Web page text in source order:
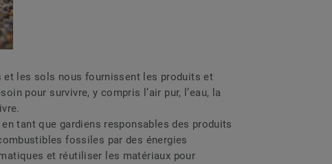
et les sols nous fournissent les produits et
pour survivre, y compris l’air pur, l’eau, la
tant que gardiens responsables des produits
fossiles par des énergies
et réutiliser les matériaux pour